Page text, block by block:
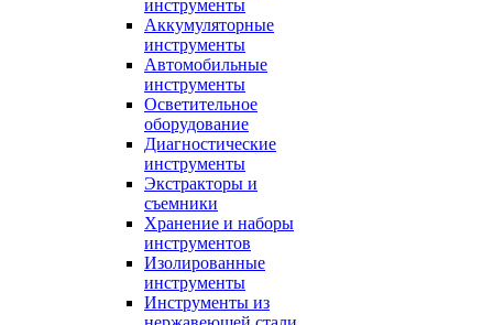
инструменты
Аккумуляторные
инструменты
Автомобильные
инструменты
Осветительное
оборудование
Диагностические
инструменты
Экстракторы и
съемники
Хранение и наборы
инструментов
Изолированные
инструменты
Инструменты из